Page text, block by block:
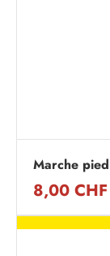
Marche
8,00 CHF